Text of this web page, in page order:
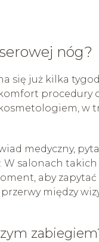
nóg?
się już kilka
procedury
w
medyczny,
W salonach
aby zapytać
przerwy między